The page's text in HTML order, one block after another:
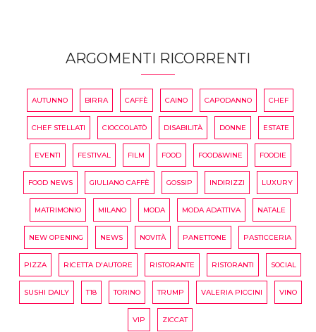
ARGOMENTI RICORRENTI
AUTUNNO BIRRA CAFFÈ CAINO CAPODANNO CHEF
CHEF STELLATI CIOCCOLATÒ DISABILITÀ DONNE ESTATE
EVENTI FESTIVAL FILM FOOD FOOD&WINE FOODIE
FOOD NEWS GIULIANO CAFFÈ GOSSIP INDIRIZZI LUXURY
MATRIMONIO MILANO MODA MODA ADATTIVA NATALE
NEW OPENING NEWS NOVITÀ PANETTONE PASTICCERIA
PIZZA RICETTA D'AUTORE RISTORANTE RISTORANTI SOCIAL
SUSHI DAILY T18 TORINO TRUMP VALERIA PICCINI VINO
VIP ZICCAT